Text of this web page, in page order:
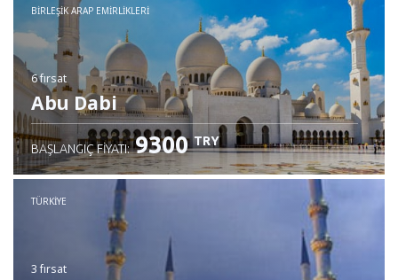
BIRLEŞIK ARAP EMIRLIKLERI
6 fırsat
Abu Dabi
BAŞLANGIÇ FIYATI: 9300 TRY
TÜRKIYE
3 fırsat